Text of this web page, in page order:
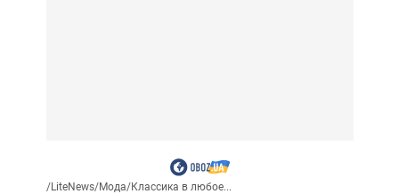
/LiteNews/Мода/Классика в любое...